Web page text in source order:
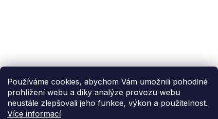
Používáme cookies, abychom Vám umožnili pohodlné
prohlížení webu a díky analýze provozu webu
neustále zlepšovali jeho funkce, výkon a použitelnost.
Více informací